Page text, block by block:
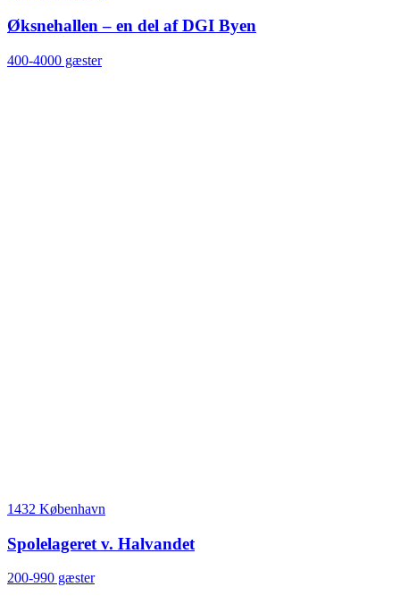
Øksnehallen – en del af DGI Byen
400-4000 gæster
1432 København
Spolelageret v. Halvandet
200-990 gæster